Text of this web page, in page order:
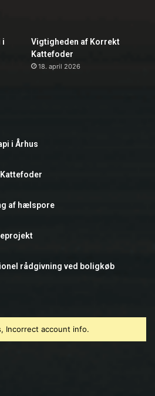
i
Vigtigheden af Korrekt
Kattefoder
18. april 2026
i Århus
af hælspore
rådgivning ved boligkøb
Incorrect account info.